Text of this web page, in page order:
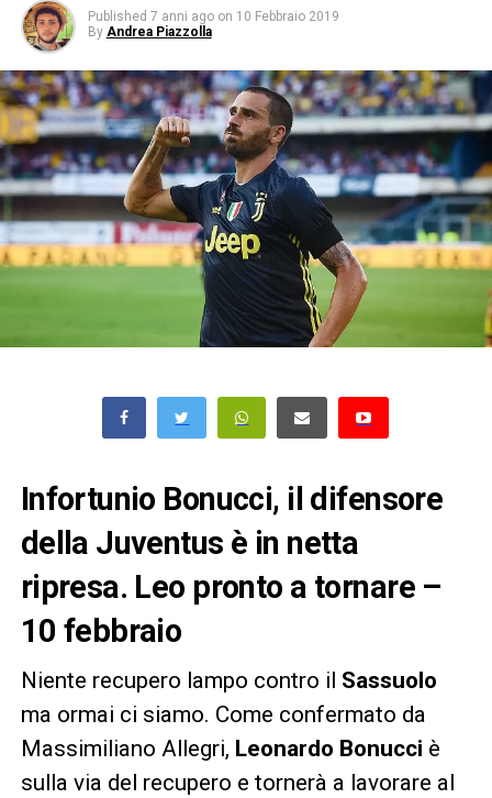
Published 7 anni ago on 10 Febbraio 2019
By Andrea Piazzolla
Infortunio Bonucci, il difensore
della Juventus è in netta
ripresa. Leo pronto a tornare –
10 febbraio
Niente recupero lampo contro il Sassuolo
ma ormai ci siamo. Come confermato da
Massimiliano Allegri, Leonardo Bonucci è
sulla via del recupero e tornerà a lavorare al